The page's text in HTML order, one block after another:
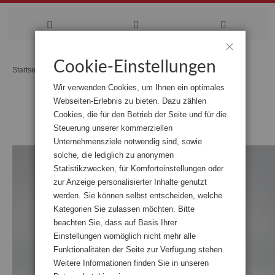
Startseite Das Viertel
Cookie-Einstellungen
Wir verwenden Cookies, um Ihnen ein optimales
Webseiten-Erlebnis zu bieten. Dazu zählen
Cookies, die für den Betrieb der Seite und für die
Steuerung unserer kommerziellen
Unternehmensziele notwendig sind, sowie
solche, die lediglich zu anonymen
Statistikzwecken, für Komforteinstellungen oder
zur Anzeige personalisierter Inhalte genutzt
werden. Sie können selbst entscheiden, welche
Kategorien Sie zulassen möchten. Bitte
beachten Sie, dass auf Basis Ihrer
Einstellungen womöglich nicht mehr alle
Funktionalitäten der Seite zur Verfügung stehen.
Weitere Informationen finden Sie in unseren